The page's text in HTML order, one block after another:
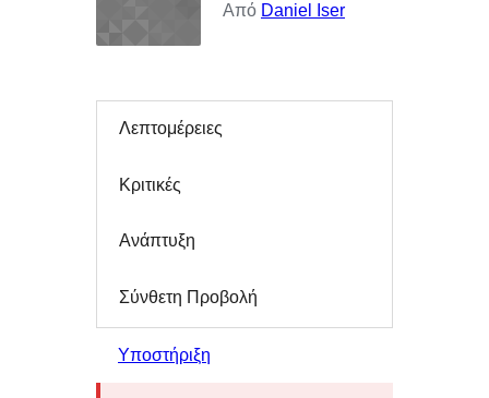
Από Daniel Iser
Λεπτομέρειες
Κριτικές
Ανάπτυξη
Σύνθετη Προβολή
Υποστήριξη